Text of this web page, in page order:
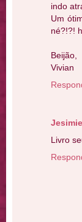
indo
Um
né?!?!
Beijão,
Vivian
Livro